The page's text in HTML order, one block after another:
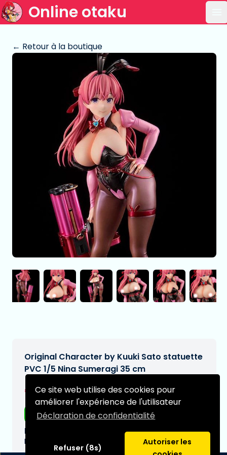
Ce site web utilise des cookies pour
améliorer l'expérience de l'utilisateur
Déclaration de confidentialité
Refuser (8s)
Autoriser les
Online otaku
← Retour à la boutique
Original Character by Kuuki Sato statuette
PVC 1/5 Nina Sumeragi 35 cm
€294,95[Sous réserve de modifications]
Livraison gratuite
Date de livraison prévue:
N/A